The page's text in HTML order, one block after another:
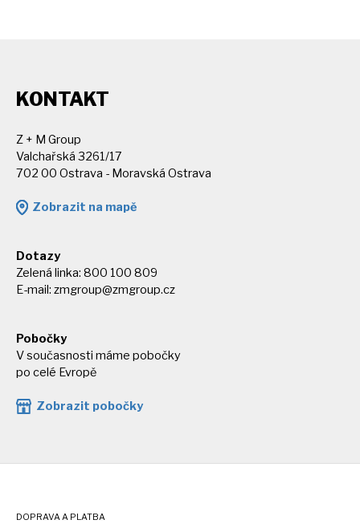
KONTAKT
Z + M Group
Valchařská 3261/17
702 00 Ostrava - Moravská Ostrava
Zobrazit na mapě
Dotazy
Zelená linka: 800 100 809
E-mail: zmgroup@zmgroup.cz
Pobočky
V současnosti máme pobočky
po celé Evropě
Zobrazit pobočky
DOPRAVA A PLATBA